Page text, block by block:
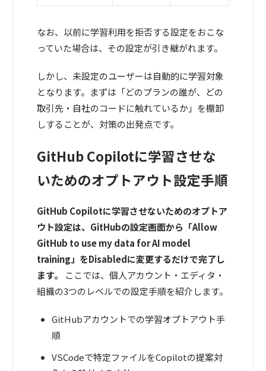
なお、以前に学習利用を拒否する設定をおこな
っていた場合は、その設定が引き継がれます。
しかし、未設定のユーザーは自動的に学習対象
となります。まずは「どのプランの誰が、どの
取引先・自社のコードに触れているか」を棚卸
しすることが、対策の出発点です。
GitHub Copilotに学習させな
いためのオプトアウト設定手順
GitHub Copilotに学習させないためのオプトア
ウト設定は、GitHubの設定画面から「Allow
GitHub to use my data for AI model
training」をDisabledに変更するだけで完了し
ます。
ここでは、個人アカウント・エディタ・
組織の3つのレベルでの設定手順を紹介します。
GitHubアカウントでの学習オプトアウト手
順
VSCodeで特定ファイルをCopilotの提案対